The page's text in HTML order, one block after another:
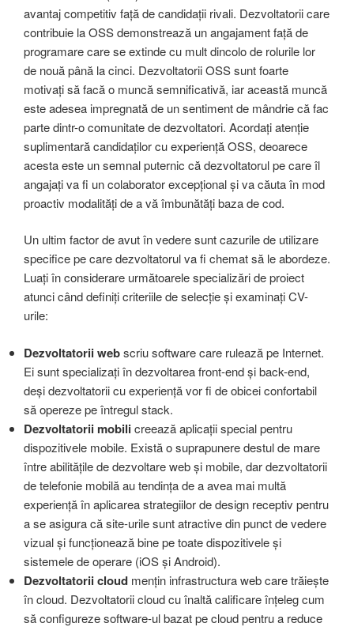
avantaj competitiv față de candidații rivali. Dezvoltatorii care
contribuie la OSS demonstrează un angajament față de
programare care se extinde cu mult dincolo de rolurile lor
de nouă până la cinci. Dezvoltatorii OSS sunt foarte
motivați să facă o muncă semnificativă, iar această muncă
este adesea impregnată de un sentiment de mândrie că fac
parte dintr-o comunitate de dezvoltatori. Acordați atenție
suplimentară candidaților cu experiență OSS, deoarece
acesta este un semnal puternic că dezvoltatorul pe care îl
angajați va fi un colaborator excepțional și va căuta în mod
proactiv modalități de a vă îmbunătăți baza de cod.
Un ultim factor de avut în vedere sunt cazurile de utilizare
specifice pe care dezvoltatorul va fi chemat să le abordeze.
Luați în considerare următoarele specializări de proiect
atunci când definiți criteriile de selecție și examinați CV-
urile:
Dezvoltatorii webscriu software care rulează pe Internet.
Ei sunt specializați în dezvoltarea front-end și back-end,
deși dezvoltatorii cu experiență vor fi de obicei confortabil
să opereze pe întregul stack.
Dezvoltatorii mobilicreează aplicații special pentru
dispozitivele mobile. Există o suprapunere destul de mare
între abilitățile de dezvoltare web și mobile, dar dezvoltatorii
de telefonie mobilă au tendința de a avea mai multă
experiență în aplicarea strategiilor de design receptiv pentru
a se asigura că site-urile sunt atractive din punct de vedere
vizual și funcționează bine pe toate dispozitivele și
sistemele de operare (iOS și Android).
Dezvoltatorii cloud mențin infrastructura web care trăiește
în cloud. Dezvoltatorii cloud cu înaltă calificare înțeleg cum
să configureze software-ul bazat pe cloud pentru a reduce